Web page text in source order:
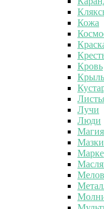
Кожа
Кровь
Лучи
Люди
Магия
Мазки